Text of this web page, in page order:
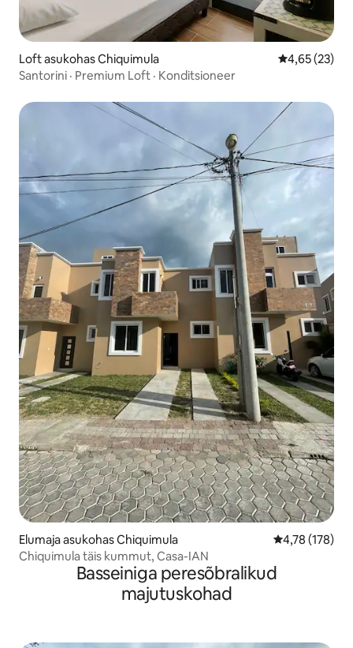
Loft asukohas Chiquimula Keskmine
4,65 (23)
Santorini · Premium Loft · Konditsioneer
Elumaja asukohas Chiquimula Keskmine
4,78 (178)
Chiquimula täis kummut, Casa-IAN
Basseiniga peresõbralikud
majutuskohad